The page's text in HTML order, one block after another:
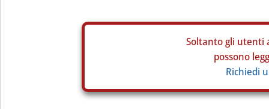
Soltanto gli utenti
possono
Richiedi